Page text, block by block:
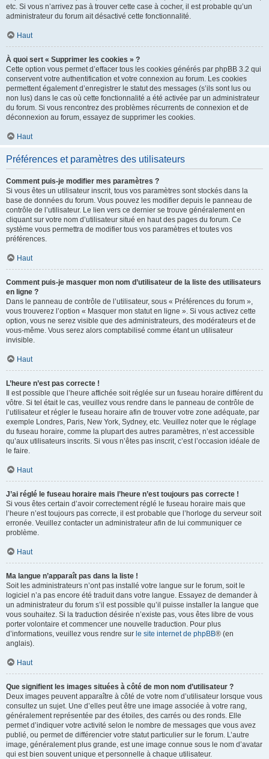
etc. Si vous n’arrivez pas à trouver cette case à cocher, il est probable qu’un
administrateur du forum ait désactivé cette fonctionnalité.
Haut
À quoi sert « Supprimer les cookies » ?
Cette option vous permet d’effacer tous les cookies générés par phpBB 3.2 qui
conservent votre authentification et votre connexion au forum. Les cookies
permettent également d’enregistrer le statut des messages (s’ils sont lus ou
non lus) dans le cas où cette fonctionnalité a été activée par un administrateur
du forum. Si vous rencontrez des problèmes récurrents de connexion et de
déconnexion au forum, essayez de supprimer les cookies.
Haut
Préférences et paramètres des utilisateurs
Comment puis-je modifier mes paramètres ?
Si vous êtes un utilisateur inscrit, tous vos paramètres sont stockés dans la
base de données du forum. Vous pouvez les modifier depuis le panneau de
contrôle de l’utilisateur. Le lien vers ce dernier se trouve généralement en
cliquant sur votre nom d’utilisateur situé en haut des pages du forum. Ce
système vous permettra de modifier tous vos paramètres et toutes vos
préférences.
Haut
Comment puis-je masquer mon nom d’utilisateur de la liste des utilisateurs
en ligne ?
Dans le panneau de contrôle de l’utilisateur, sous « Préférences du forum »,
vous trouverez l’option « Masquer mon statut en ligne ». Si vous activez cette
option, vous ne serez visible que des administrateurs, des modérateurs et de
vous-même. Vous serez alors comptabilisé comme étant un utilisateur
invisible.
Haut
L’heure n’est pas correcte !
Il est possible que l’heure affichée soit réglée sur un fuseau horaire différent du
vôtre. Si tel était le cas, veuillez vous rendre dans le panneau de contrôle de
l’utilisateur et régler le fuseau horaire afin de trouver votre zone adéquate, par
exemple Londres, Paris, New York, Sydney, etc. Veuillez noter que le réglage
du fuseau horaire, comme la plupart des autres paramètres, n’est accessible
qu’aux utilisateurs inscrits. Si vous n’êtes pas inscrit, c’est l’occasion idéale de
le faire.
Haut
J’ai réglé le fuseau horaire mais l’heure n’est toujours pas correcte !
Si vous êtes certain d’avoir correctement réglé le fuseau horaire mais que
l’heure n’est toujours pas correcte, il est probable que l’horloge du serveur soit
erronée. Veuillez contacter un administrateur afin de lui communiquer ce
problème.
Haut
Ma langue n’apparaît pas dans la liste !
Soit les administrateurs n’ont pas installé votre langue sur le forum, soit le
logiciel n’a pas encore été traduit dans votre langue. Essayez de demander à
un administrateur du forum s’il est possible qu’il puisse installer la langue que
vous souhaitez. Si la traduction désirée n’existe pas, vous êtes libre de vous
porter volontaire et commencer une nouvelle traduction. Pour plus
d’informations, veuillez vous rendre sur le site internet de phpBB® (en
anglais).
Haut
Que signifient les images situées à côté de mon nom d’utilisateur ?
Deux images peuvent apparaître à côté de votre nom d’utilisateur lorsque vous
consultez un sujet. Une d’elles peut être une image associée à votre rang,
généralement représentée par des étoiles, des carrés ou des ronds. Elle
permet d’indiquer votre activité selon le nombre de messages que vous avez
publié, ou permet de différencier votre statut particulier sur le forum. L’autre
image, généralement plus grande, est une image connue sous le nom d’avatar
qui est bien souvent unique et personnelle à chaque utilisateur.